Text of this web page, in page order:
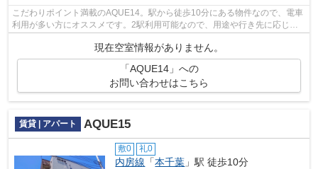
こだわりポイント満載のAQUE14。駅から徒歩10分にある物件なので、電車
利用が多い方にオススメです。2駅利用可能なので、用途や行き先に応じて
経路を選択できます。デザイナーズアパー...
現在空室情報がありません。
「AQUE14」への
お問い合わせはこちら
賃貸 | アパート AQUE15
敷0 礼0
内房線 「本千葉 」駅 徒歩10分